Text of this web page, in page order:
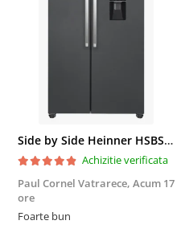
Side by Side Heinner HSBS-HM439NFINVDGWDE++, Total No Frost, Compresor Inverter, Dozator Apa, Display Touch LED, 439 L, Clasa E, Gri Antracit Texturat
Achizitie verificata
Paul Cornel Vatrarece, Acum 17
ore
Foarte bun